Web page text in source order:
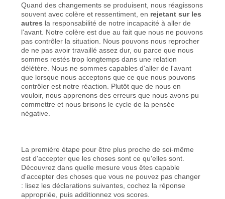
Quand des changements se produisent, nous réagissons
souvent avec colère et ressentiment, en rejetant sur les
autres la responsabilité de notre incapacité à aller de
l'avant. Notre colère est due au fait que nous ne pouvons
pas contrôler la situation. Nous pouvons nous reprocher
de ne pas avoir travaillé assez dur, ou parce que nous
sommes restés trop longtemps dans une relation
délétère. Nous ne sommes capables d'aller de l'avant
que lorsque nous acceptons que ce que nous pouvons
contrôler est notre réaction. Plutôt que de nous en
vouloir, nous apprenons des erreurs que nous avons pu
commettre et nous brisons le cycle de la pensée
négative.
La première étape pour être plus proche de soi-même
est d'accepter que les choses sont ce qu'elles sont.
Découvrez dans quelle mesure vous êtes capable
d'accepter des choses que vous ne pouvez pas changer
: lisez les déclarations suivantes, cochez la réponse
appropriée, puis additionnez vos scores.